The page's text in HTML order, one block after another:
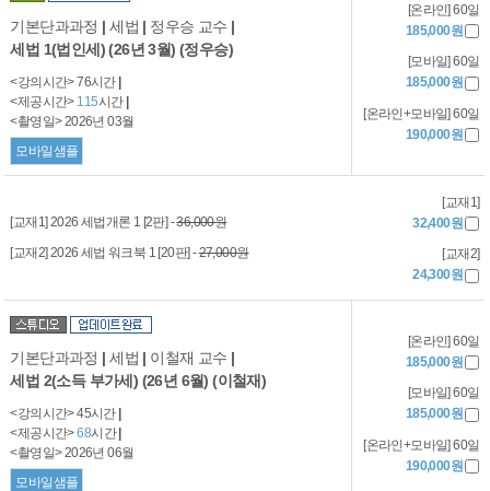
기본단과과정 | 세법 | 정우승 교수 |
세법 1(법인세) (26년 3월) (정우승)
<강의시간> 76시간
<제공시간> 115시간
<촬영일> 2026년 03월
모바일샘플
[온라인] 60일
185,000원
[모바일] 60일
185,000원
[온라인+모바일] 60일
190,000원
[교재1] 2026 세법개론 1 [2판] -36,000원
[교재2] 2026 세법 워크북 1 [20판] -27,000원
[교재1]
32,400원
[교재2]
24,300원
기본단과과정 | 세법 | 이철재 교수 |
세법 2(소득 부가세) (26년 6월) (이철재)
<강의시간> 45시간
<제공시간>68시간
<촬영일> 2026년 06월
모바일샘플
[온라인] 60일
185,000원
[모바일] 60일
185,000원
[온라인+모바일] 60일
190,000원